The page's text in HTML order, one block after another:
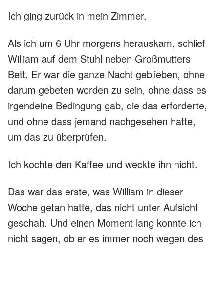
Ich ging zurück in mein Zimmer.
Als ich um 6 Uhr morgens herauskam, schlief
William auf dem Stuhl neben Großmutters
Bett. Er war die ganze Nacht geblieben, ohne
darum gebeten worden zu sein, ohne dass es
irgendeine Bedingung gab, die das erforderte,
und ohne dass jemand nachgesehen hatte,
um das zu überprüfen.
Ich kochte den Kaffee und weckte ihn nicht.
Das war das erste, was William in dieser
Woche getan hatte, das nicht unter Aufsicht
geschah. Und einen Moment lang konnte ich
nicht sagen, ob er es immer noch wegen des